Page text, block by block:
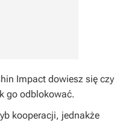
Impact dowiesz się czy
go odblokować.
kooperacji, jednakże